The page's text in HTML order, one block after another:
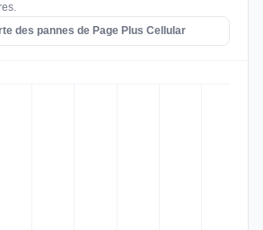
des pannes de Page Plus Cellular